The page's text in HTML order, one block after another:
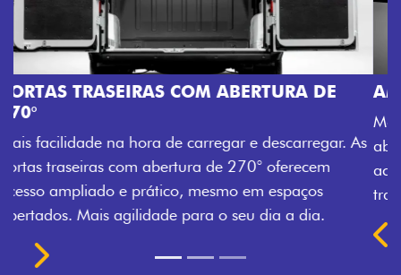
AMPLA ABERTURA DA PORTA LATERAL
Mais versatilidade para o seu carregamento. A ampla
abertura da porta lateral do Novo Ducato facilita o
acesso à carga, otimizando tempo e tornando o
trabalho mais eficiente, onde quer que você esteja.
Próximo